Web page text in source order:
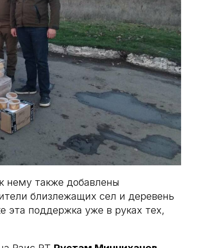
нему также добавлены
близлежащих сел и деревень
эта поддержка уже в руках тех,